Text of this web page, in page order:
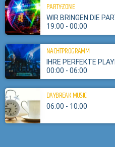
PARTY-ZONE
WIR BRINGEN DIE
19:00 - 00:00
NACHTPROGRAMM
IHRE PERFEKTE
00:00 - 06:00
DAYBREAK MUSIC
06:00 - 10:00